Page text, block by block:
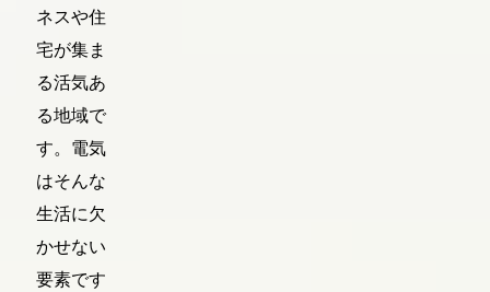
ネスや住
宅が集ま
る活気あ
る地域で
す。電気
はそんな
生活に欠
かせない
要素です